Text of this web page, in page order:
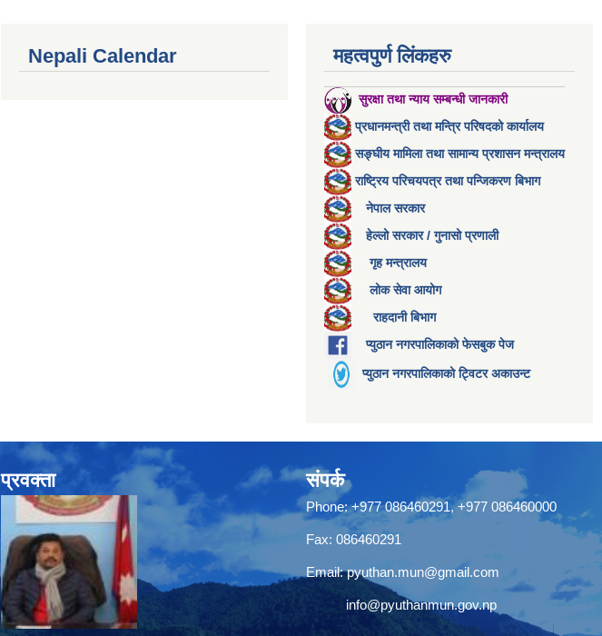
Nepali Calendar महत्वपुर्ण लिंकहरु
सुरक्षा तथा न्याय सम्बन्धी जानकारी
प्रधानमन्त्री तथा मन्त्रि परिषदको कार्यालय
सङ्घीय मामिला तथा सामान्य प्रशासन मन्त्रालय
राष्ट्रिय परिचयपत्र तथा पन्जिकरण बिभाग
नेपाल सरकार
हेल्लो सरकार / गुनासो प्रणाली
गृह मन्त्रालय
लोक सेवा आयोग
राहदानी बिभाग
प्युठान नगरपालिकाको फेसबुक पेज
प्युठान नगरपालिकाको ट्विटर अकाउन्ट
प्रवक्ता संपर्क
Phone: +977 086460291, +977 086460000
Fax: 086460291
Email:pyuthan.mun@gmail.com
info@pyuthanmun.gov.np